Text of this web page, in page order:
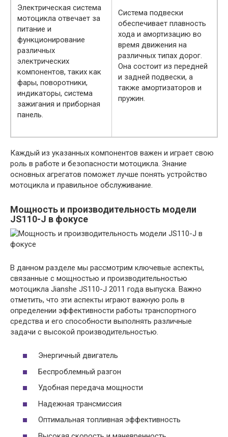
Электрическая система
мотоцикла отвечает за
питание и
функционирование
различных
электрических
компонентов, таких как
фары, поворотники,
индикаторы, система
зажигания и приборная
панель.
Система подвески
обеспечивает плавность
хода и амортизацию во
время движения на
различных типах дорог.
Она состоит из передней
и задней подвески, а
также амортизаторов и
пружин.
Каждый из указанных компонентов важен и играет свою
роль в работе и безопасности мотоцикла. Знание
основных агрегатов поможет лучше понять устройство
мотоцикла и правильное обслуживание.
Мощность и производительность модели
JS110-J в фокусе
В данном разделе мы рассмотрим ключевые аспекты,
связанные с мощностью и производительностью
мотоцикла Jianshe JS110-J 2011 года выпуска. Важно
отметить, что эти аспекты играют важную роль в
определении эффективности работы транспортного
средства и его способности выполнять различные
задачи с высокой производительностью.
Энергичный двигатель
Беспроблемный разгон
Удобная передача мощности
Надежная трансмиссия
Оптимальная топливная эффективность